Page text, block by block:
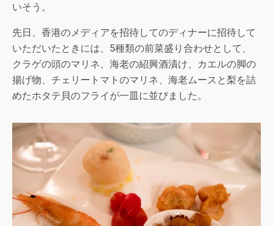
いそう。
先日、香港のメディアを招待してのディナーに招待して
いただいたときには、5種類の前菜盛り合わせとして、
クラゲの頭のマリネ、海老の紹興酒漬け、カエルの脚の
揚げ物、チェリートマトのマリネ、海老ムースと梨を詰
めたホタテ貝のフライが一皿に並びました。